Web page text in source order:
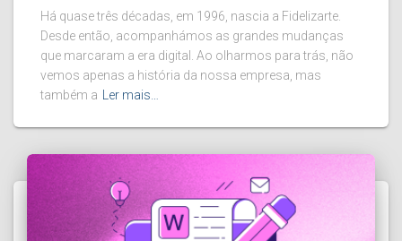
Há quase três décadas, em 1996, nascia a Fidelizarte.
Desde então, acompanhámos as grandes mudanças
que marcaram a era digital. Ao olharmos para trás, não
vemos apenas a história da nossa empresa, mas
também a
Ler mais…